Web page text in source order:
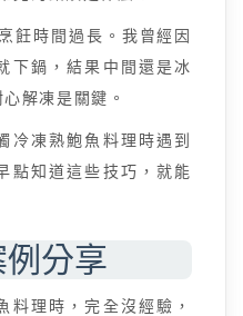
飪時間過長。我曾經因
下鍋，結果中間還是冰
解凍是關鍵。
冷凍熟鮑魚料理時遇到
點知道這些技巧，就能
分享
料理時，完全沒經驗，